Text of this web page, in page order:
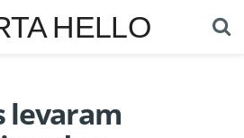
HELLO
levaram